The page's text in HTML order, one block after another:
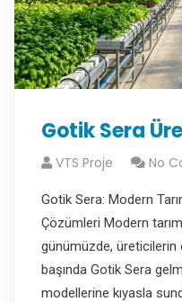
Gotik Sera
VTS Proje No
Gotik Sera: Modern
Çözümleri Modern
günümüzde, üreticilerin
başında Gotik Sera
modellerine kıyasla